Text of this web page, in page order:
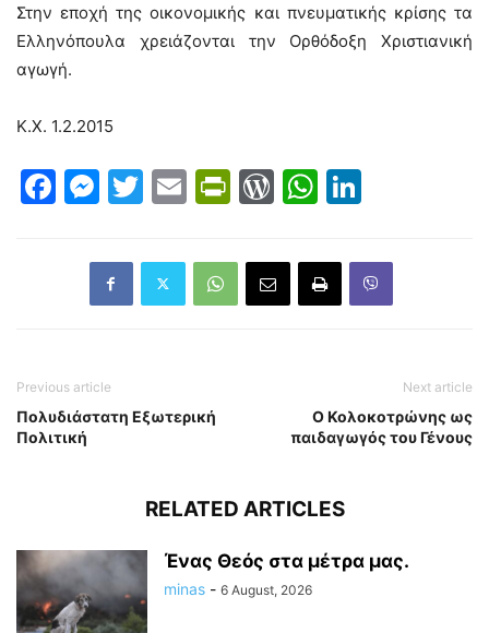
Στην εποχή της οικονομικής και πνευματικής κρίσης τα
Ελληνόπουλα χρειάζονται την Ορθόδοξη Χριστιανική
αγωγή.
Κ.Χ. 1.2.2015
Facebook
Messenger
Twitter
EmailPrintFriendly
WordPress
WhatsApp
Previous article
Πολυδιάστατη Εξωτερική
Πολιτική
Next article
Ο Κολοκοτρώνης ως
παιδαγωγός του Γένους
RELATED ARTICLES
Ένας Θεός στα μέτρα μας.
minas - 6 August, 2026